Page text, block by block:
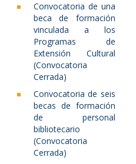
Convocatoria de una
beca de formación
vinculada a los
Programas de
Extensión Cultural
(Convocatoria
Cerrada)
Convocatoria de seis
becas de formación
de personal
bibliotecario
(Convocatoria
Cerrada)